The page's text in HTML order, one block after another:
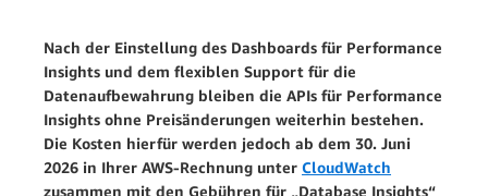
Nach der Einstellung des Dashboards für Performance
Insights und dem flexiblen Support für die
Datenaufbewahrung bleiben die APIs für Performance
Insights ohne Preisänderungen weiterhin bestehen.
Die Kosten hierfür werden jedoch ab dem 30. Juni
2026 in Ihrer AWS-Rechnung unter CloudWatch
zusammen mit den Gebühren für „Database Insights“